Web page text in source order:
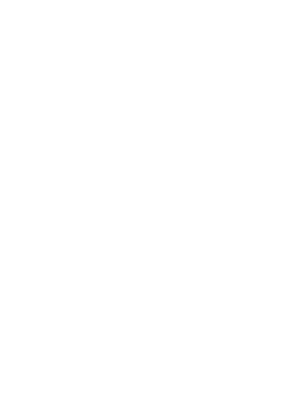
重庆乾正置业代理有限公司尚康城店_【
重庆高恒投资咨询有限公司_【信用信息
【招聘店长销售代表（电信）,重庆渝振
【电信外场人员,重庆渝振轩通信器材有
统景景雅居安置房项目确定招标代理机
今年淘汰2.73万台标车每辆车高可获
原告重庆方塔纳迪汽车饰品有限公司诉